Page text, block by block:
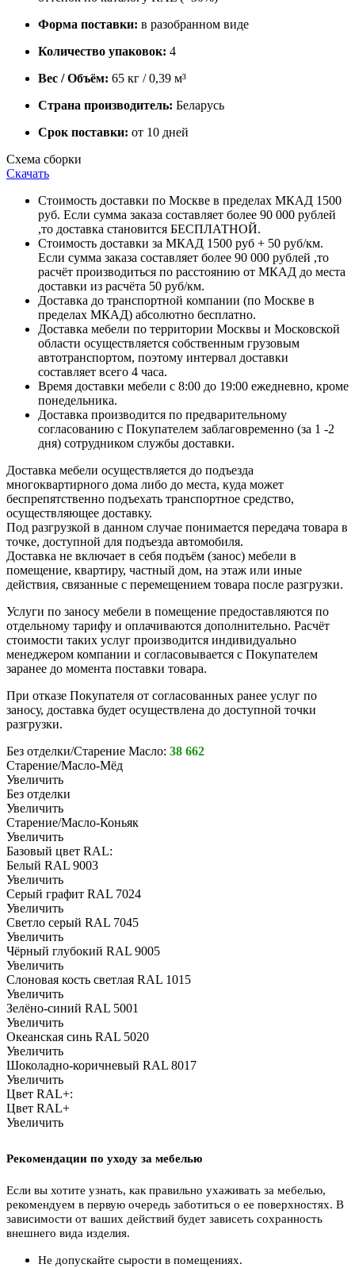
Форма поставки: в разобранном виде
Количество упаковок: 4
Вес / Объём: 65 кг / 0,39 м³
Страна производитель: Беларусь
Срок поставки: от 10 дней
Схема сборки
Скачать
Стоимость доставки по Москве в пределах МКАД 1500
руб. Если сумма заказа составляет более 90 000 рублей
,то доставка становится БЕСПЛАТНОЙ.
Стоимость доставки за МКАД 1500 руб + 50 руб/км.
Если сумма заказа составляет более 90 000 рублей ,то
расчёт производиться по расстоянию от МКАД до места
доставки из расчёта 50 руб/км.
Доставка до транспортной компании (по Москве в
пределах МКАД) абсолютно бесплатно.
Доставка мебели по территории Москвы и Московской
области осуществляется собственным грузовым
автотранспортом, поэтому интервал доставки
составляет всего 4 часа.
Время доставки мебели с 8:00 до 19:00 ежедневно, кроме
понедельника.
Доставка производится по предварительному
согласованию с Покупателем заблаговременно (за 1 -2
дня) сотрудником службы доставки.
Доставка мебели осуществляется до подъезда
многоквартирного дома либо до места, куда может
беспрепятственно подъехать транспортное средство,
осуществляющее доставку.
Под разгрузкой в данном случае понимается передача товара в
точке, доступной для подъезда автомобиля.
Доставка не включает в себя подъём (занос) мебели в
помещение, квартиру, частный дом, на этаж или иные
действия, связанные с перемещением товара после разгрузки.
Услуги по заносу мебели в помещение предоставляются по
отдельному тарифу и оплачиваются дополнительно. Расчёт
стоимости таких услуг производится индивидуально
менеджером компании и согласовывается с Покупателем
заранее до момента поставки товара.
При отказе Покупателя от согласованных ранее услуг по
заносу, доставка будет осуществлена до доступной точки
разгрузки.
Без отделки/Старение Масло: 38 662
Старение/Масло-Мёд
Увеличить
Без отделки
Увеличить
Старение/Масло-Коньяк
Увеличить
Базовый цвет RAL:
Белый RAL 9003
Увеличить
Серый графит RAL 7024
Увеличить
Светло серый RAL 7045
Увеличить
Чёрный глубокий RAL 9005
Увеличить
Слоновая кость светлая RAL 1015
Увеличить
Зелёно-синий RAL 5001
Увеличить
Океанская синь RAL 5020
Увеличить
Шоколадно-коричневый RAL 8017
Увеличить
Цвет RAL+:
Цвет RAL+
Увеличить
Рекомендации по уходу за мебелью
Если вы хотите узнать, как правильно ухаживать за мебелью,
рекомендуем в первую очередь заботиться о ее поверхностях. В
зависимости от ваших действий будет зависеть сохранность
внешнего вида изделия.
Не допускайте сырости в помещениях.